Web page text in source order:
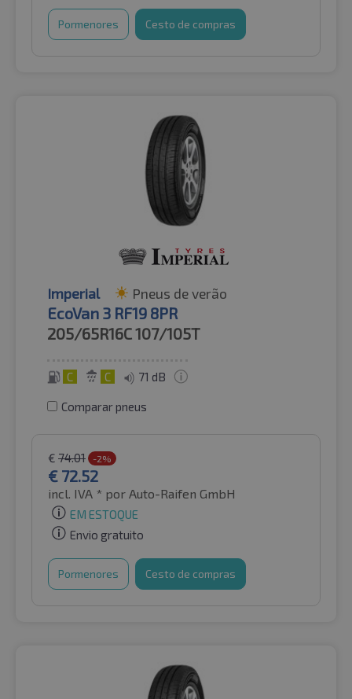
Pormenores Cesto de compras
Imperial Pneus de verão
EcoVan 3 RF19 8PR
205/65R16C107/105T
C C 71 dB
Comparar pneus
€ 74.01 -2%
€ 72.52
incl. IVA * por Auto-Raifen GmbH
EM ESTOQUE
Envio gratuito
Pormenores Cesto de compras